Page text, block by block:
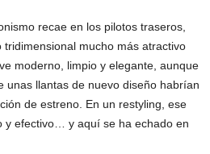
recae en los pilotos traseros,
mucho más atractivo
moderno, limpio y elegante, aunque
unas llantas de nuevo diseño habrían
de estreno. En un restyling, ese
y efectivo… y aquí se ha echado en